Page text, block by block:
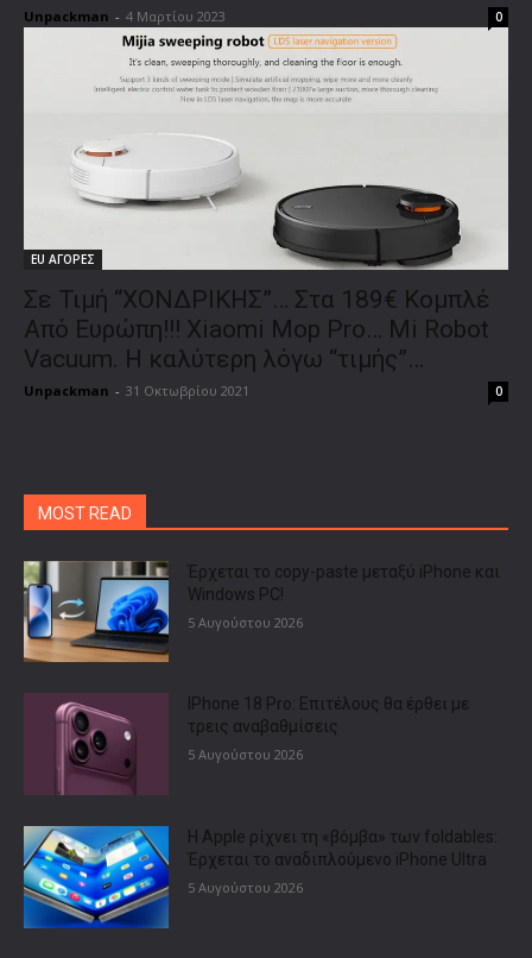
Unpackman - 4 Μαρτίου 2023 0
EU ΑΓΟΡΕΣ
Σε Τιμή “ΧΟΝΔΡΙΚΗΣ”… Στα 189€ Κομπλέ
Από Ευρώπη!!! Xiaomi Mop Pro… Mi Robot
Vacuum. Η καλύτερη λόγω “τιμής”…
Unpackman - 31 Οκτωβρίου 2021 0
MOST READ
Έρχεται το copy-paste μεταξύ iPhone και
Windows PC!
5 Αυγούστου 2026
IPhone 18 Pro: Επιτέλους θα έρθει με
τρεις αναβαθμίσεις
5 Αυγούστου 2026
Η Apple ρίχνει τη «βόμβα» των foldables:
Έρχεται το αναδιπλούμενο iPhone Ultra
5 Αυγούστου 2026